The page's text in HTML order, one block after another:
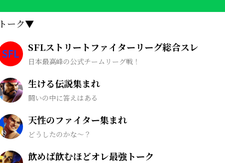
トーク▼
SFLストリートファイターリーグ総合スレ
日本最高峰の公式チームリーグ戦！
生ける伝説集まれ
闘いの中に答えはある
天性のファイター集まれ
どうしたのかな〜？
飲めば飲むほどオレ最強トーク